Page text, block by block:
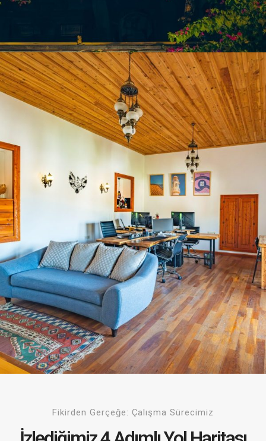
Fikirden Gerçeğe: Çalışma Sürecimiz